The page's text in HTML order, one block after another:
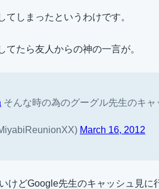
てしまったというわけです。
てたら友人からの神の一言が。
そんな時の為のグーグル先生のキ
March 16, 2012
けどGoogle先生のキャッシュ見に